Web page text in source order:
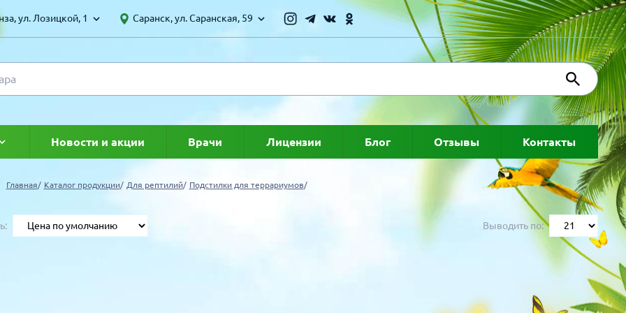
ул. Лозицкой, 1 Саранск, ул. Саранская, 59
Новости и акции Врачи Лицензии Блог Отзывы Контакты
Главная Каталог продукции Для рептилий Подстилки для террариумов
ТОВАРЫ
ТОВАРОВ СО СКИДКОЙ
Выводить по: